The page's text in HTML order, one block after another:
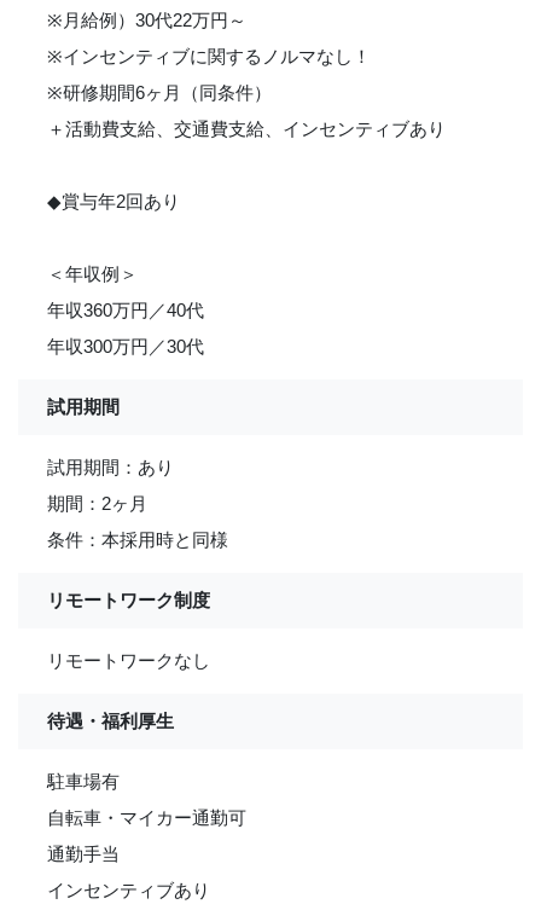
※月給例）30代22万円～
※インセンティブに関するノルマなし！
※研修期間6ヶ月（同条件）
＋活動費支給、交通費支給、インセンティブあり
◆賞与年2回あり
＜年収例＞
年収360万円／40代
年収300万円／30代
試用期間
試用期間：あり
期間：2ヶ月
条件：本採用時と同様
リモートワーク制度
リモートワークなし
待遇・福利厚生
駐車場有
自転車・マイカー通勤可
通勤手当
インセンティブあり